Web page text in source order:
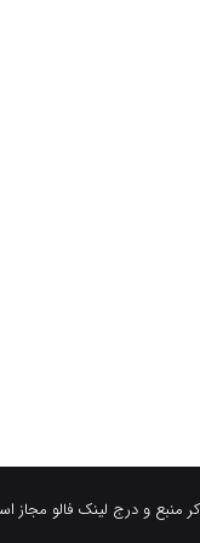
منبع و درج لینک فالو مجاز